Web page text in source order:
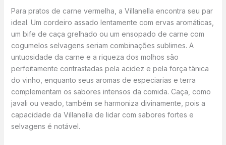
Para pratos de carne vermelha, a Villanella encontra seu par
ideal. Um cordeiro assado lentamente com ervas aromáticas,
um bife de caça grelhado ou um ensopado de carne com
cogumelos selvagens seriam combinações sublimes. A
untuosidade da carne e a riqueza dos molhos são
perfeitamente contrastadas pela acidez e pela força tânica
do vinho, enquanto seus aromas de especiarias e terra
complementam os sabores intensos da comida. Caça, como
javali ou veado, também se harmoniza divinamente, pois a
capacidade da Villanella de lidar com sabores fortes e
selvagens é notável.